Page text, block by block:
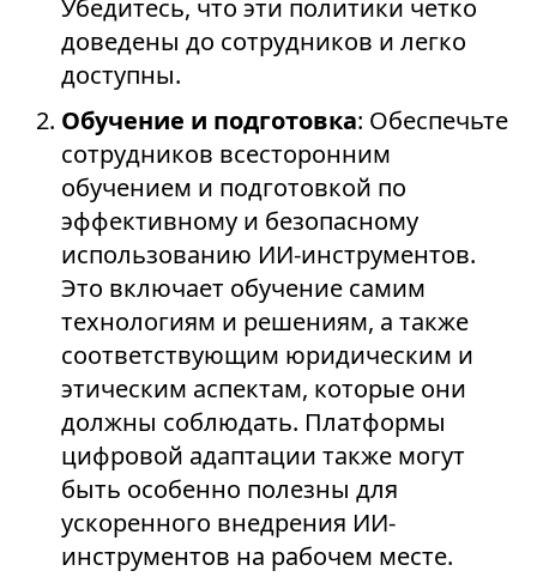
Убедитесь, что эти политики четко
доведены до сотрудников и легко
доступны.
Обучение и подготовка: Обеспечьте
сотрудников всесторонним
обучением и подготовкой по
эффективному и безопасному
использованию ИИ-инструментов.
Это включает обучение самим
технологиям и решениям, а также
соответствующим юридическим и
этическим аспектам, которые они
должны соблюдать. Платформы
цифровой адаптации также могут
быть особенно полезны для
ускоренного внедрения ИИ-
инструментов на рабочем месте.